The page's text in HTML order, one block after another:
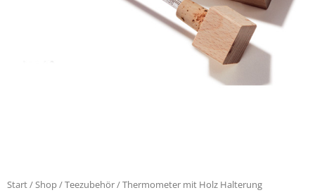
Start/Shop/Teezubehör/ Thermometer mit Holz Halterung